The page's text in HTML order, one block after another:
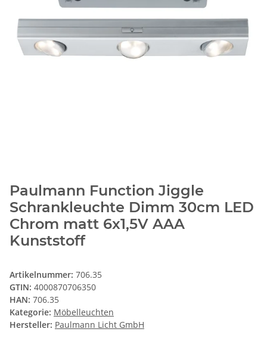
Paulmann Function Jiggle
Schrankleuchte Dimm 30cm LED
Chrom matt 6x1,5V AAA
Kunststoff
Artikelnummer: 706.35
GTIN: 4000870706350
HAN: 706.35
Kategorie: Möbelleuchten
Hersteller: Paulmann Licht GmbH